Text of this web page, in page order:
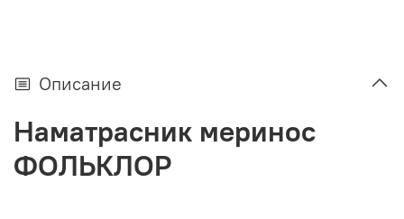
Описание
Наматрасник меринос
ФОЛЬКЛОР